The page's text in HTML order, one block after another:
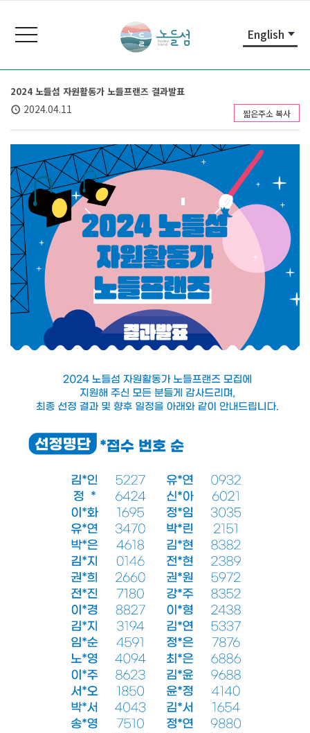
바
로
들
toggle
navigation English
2024 노들섬 자원활동가 노들프랜즈 결과발표
2024.04.11 짧은주소 복사